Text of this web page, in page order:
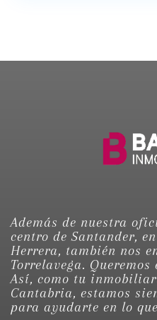
Además de nuestra
centro de Santander,
Herrera, también nos
Torrelavega.
Así, como tu
Cantabria, estamos
para ayudarte en lo